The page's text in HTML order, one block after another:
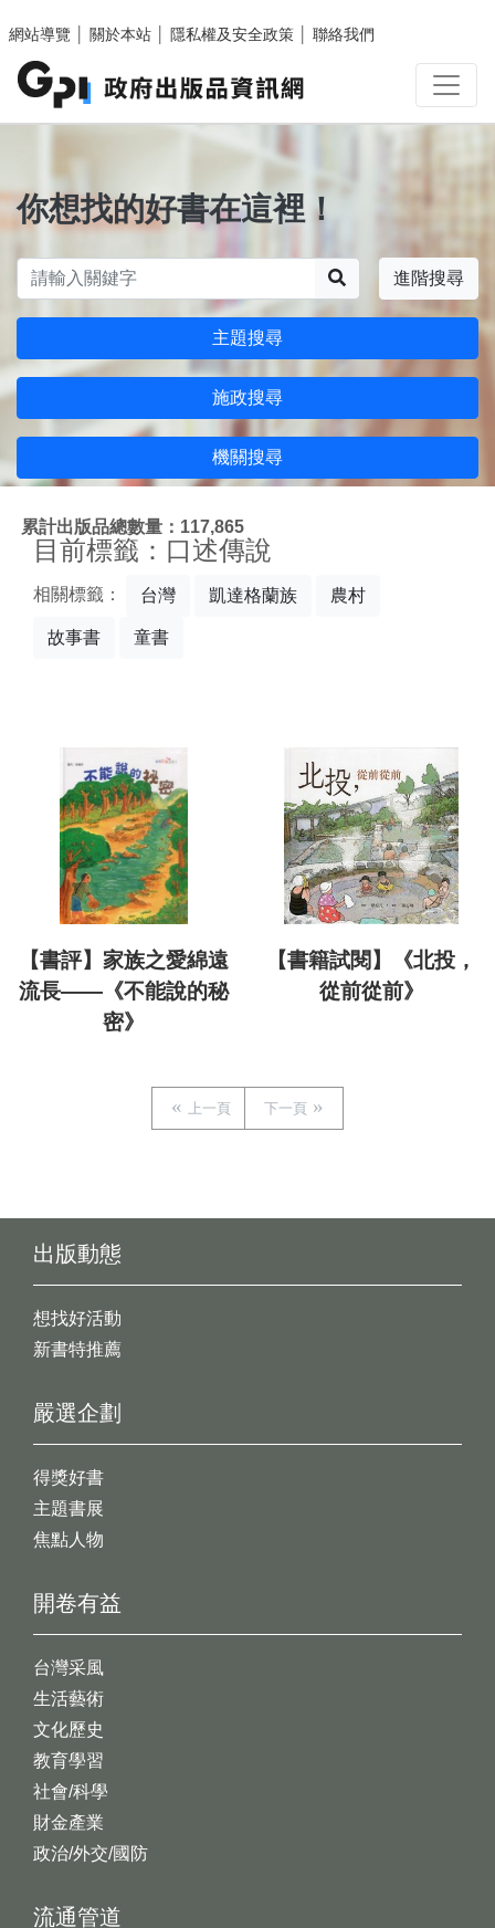
網站導覽
關於本站 隱私權及安全政策 聯絡我們
你想找的好書在這裡！
進階搜尋
主題搜尋
施政搜尋
機關搜尋
累計出版品總數量：117,865
目前標籤：口述傳說
相關標籤： 台灣 凱達格蘭族 農村
故事書 童書
【書評】家族之愛綿遠
流長——《不能說的秘
密》
【書籍試閱】《北投，
從前從前》
上一頁 下一頁
出版動態
想找好活動
新書特推薦
開卷有益
台灣采風
生活藝術
文化歷史
教育學習
社會/科學
財金產業
政治/外交/國防
嚴選企劃
得獎好書
主題書展
焦點人物
流通管道